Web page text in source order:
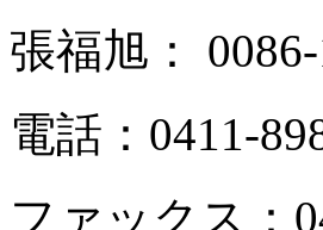
張福旭：
電話：0411-
ファックス：